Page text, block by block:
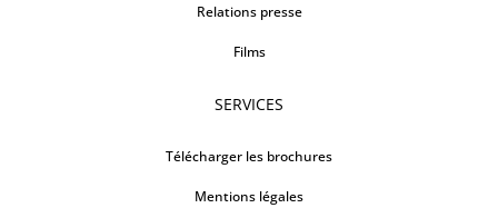
Relations presse
Films
SERVICES
Télécharger les brochures
Mentions légales